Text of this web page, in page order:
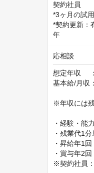
契約社員
*3ヶ月の試
*契約更新：
年
応相談
想定年収　
基本給/月収
※年収には
・経験・能
・残業代1
・昇給年1
・賞与年2回
※契約社員